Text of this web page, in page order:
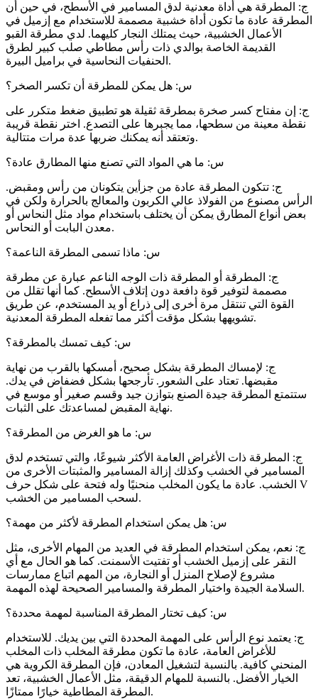
ج: المطرقة هي أداة معدنية لدق المسامير في الأسطح، في حين أن
المطرقة عادة ما تكون أداة خشبية مصممة للاستخدام مع إزميل في
الأعمال الخشبية، حيث يمتلك النجار كليهما. لدي مطرقة القبو
القديمة الخاصة بوالدي ذات رأس مطاطي صلب كبير لطرق
الحنفيات النحاسية في براميل البيرة.
س: هل يمكن للمطرقة أن تكسر الصخر؟
ج: إن مفتاح كسر صخرة بمطرقة ثقيلة هو تطبيق ضغط متكرر على
نقطة معينة من سطحها، مما يجبرها على التصدع. اختر نقطة قريبة
وتعتقد أنه يمكنك ضربها عدة مرات متتالية.
س: ما هي المواد التي تصنع منها المطارق عادة؟
ج: تتكون المطرقة عادة من جزأين يتكونان من رأس ومقبض.
الرأس مصنوع من الفولاذ عالي الكربون والمعالج بالحرارة ولكن في
بعض أنواع المطارق يمكن أن يختلف باستخدام مواد مثل النحاس أو
معدن البابت أو النحاس.
س: ماذا تسمى المطرقة الناعمة؟
ج: المطرقة أو المطرقة ذات الوجه الناعم عبارة عن مطرقة
مصممة لتوفير قوة دافعة دون إتلاف الأسطح. كما أنها تقلل من
القوة التي تنتقل مرة أخرى إلى ذراع أو يد المستخدم، عن طريق
تشويهها بشكل مؤقت أكثر مما تفعله المطرقة المعدنية.
س: كيف تمسك بالمطرقة؟
ج: لإمساك المطرقة بشكل صحيح، أمسكها بالقرب من نهاية
مقبضها. تعتاد على الشعور. تأرجحها بشكل فضفاض في يدك.
ستتمتع المطرقة جيدة الصنع بتوازن جيد وقسم صغير أو موسع في
نهاية المقبض لمساعدتك على الثبات.
س: ما هو الغرض من المطرقة؟
ج: المطرقة ذات الأغراض العامة الأكثر شيوعًا، والتي تستخدم لدق
المسامير في الخشب وكذلك إزالة المسامير والمثبتات الأخرى من
الخشب. عادة ما يكون المخلب منحنيًا وله فتحة على شكل حرف V
لسحب المسامير من الخشب.
س: هل يمكن استخدام المطرقة لأكثر من مهمة؟
ج: نعم، يمكن استخدام المطرقة في العديد من المهام الأخرى، مثل
النقر على إزميل الخشب أو تفتيت الأسمنت. كما هو الحال مع أي
مشروع لإصلاح المنزل أو النجارة، من المهم اتباع ممارسات
السلامة الجيدة واختيار المطرقة والمسامير الصحيحة لهذه المهمة.
س: كيف تختار المطرقة المناسبة لمهمة محددة؟
ج: يعتمد نوع الرأس على المهمة المحددة التي بين يديك. للاستخدام
للأغراض العامة، عادة ما تكون مطرقة المخلب ذات المخلب
المنحني كافية. بالنسبة لتشغيل المعادن، فإن المطرقة الكروية هي
الخيار الأفضل. بالنسبة للمهام الدقيقة، مثل الأعمال الخشبية، تعد
المطرقة المطاطية خيارًا ممتازًا.